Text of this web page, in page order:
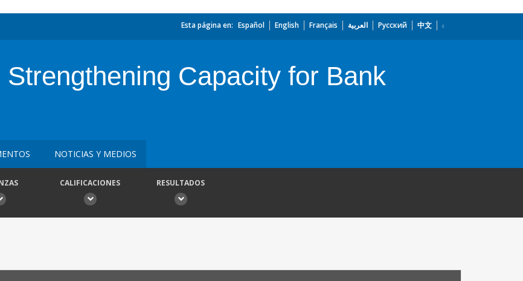
Esta página en: Español English Français العربية Русский 中文
Capacity for Bank
NOTICIAS Y MEDIOS
CALIFICACIONES RESULTADOS